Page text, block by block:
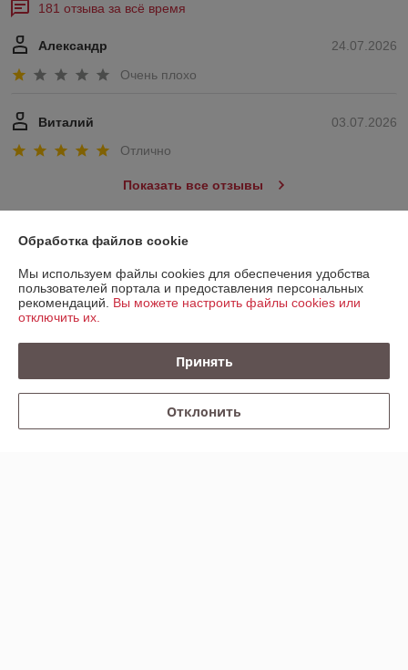
181 отзыва за всё время
24.07.2026
Александр
Очень плохо
03.07.2026
Виталий
Отлично
Показать все отзывы
О нас
Контакты
График работы
Обработка файлов cookie
Мы используем файлы cookies для обеспечения удобства
пользователей портала и предоставления персональных
рекомендаций. Вы можете настроить файлы cookies или
отключить их.
Принять
Отклонить